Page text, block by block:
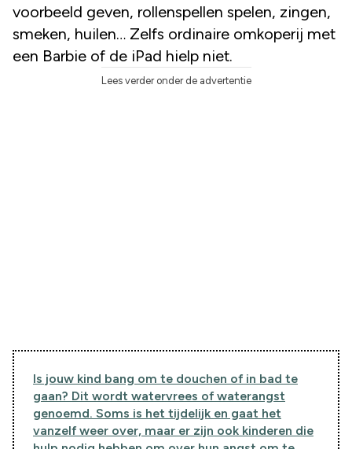
voorbeeld geven, rollenspellen spelen, zingen,
smeken, huilen… Zelfs ordinaire omkoperij met
een Barbie of de iPad hielp niet.
Lees verder onder de advertentie
Is jouw kind bang om te douchen of in bad te
gaan? Dit wordt watervrees of waterangst
genoemd. Soms is het tijdelijk en gaat het
vanzelf weer over, maar er zijn ook kinderen die